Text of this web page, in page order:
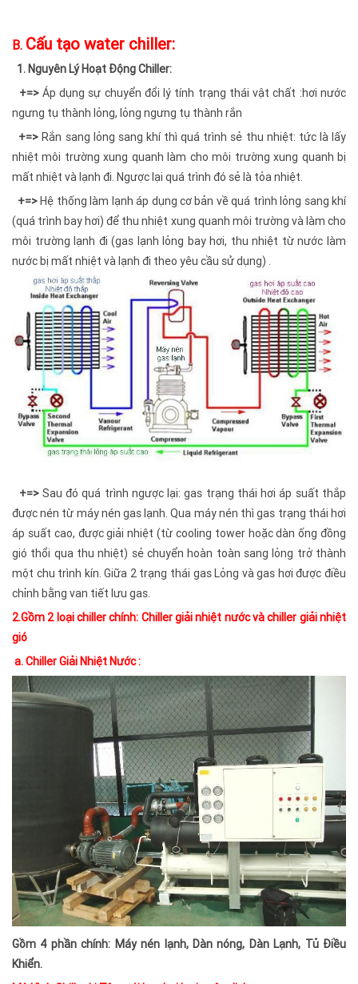
B. Cấu tạo water chiller:
1. Nguyên Lý Hoạt Động Chiller:
+=> Áp dụng sự chuyển đổi lý tính trạng thái vật chất :hơi nước
ngưng tụ thành lỏng, lỏng ngưng tụ thành rắn
+=>Rắn sang lỏng sang khí thì quá trình sẻ thu nhiệt: tức là lấy
nhiệt môi trường xung quanh làm cho môi trường xung quanh bị
mất nhiệt và lạnh đi. Ngược lại quá trình đó sẻ là tỏa nhiệt.
+=>Hệ thống làm lạnh áp dụng cơ bản về quá trình lỏng sang khí
(quá trình bay hơi) để thu nhiệt xung quanh môi trường và làm cho
môi trường lạnh đi (gas lạnh lỏng bay hơi, thu nhiệt từ nước làm
nước bị mất nhiệt và lạnh đi theo yêu cầu sử dụng) .
+=> Sau đó quá trình ngược lại: gas trạng thái hơi áp suất thắp
được nén từ máy nén gas lạnh. Qua máy nén thì gas trạng thái hơi
áp suất cao, được giải nhiệt (từ cooling tower hoặc dàn ống đồng
gió thổi qua thu nhiệt) sẻ chuyển hoàn toàn sang lỏng trở thành
một chu trình kín. Giữa 2 trạng thái gas Lỏng và gas hơi được điều
chỉnh bằng van tiết lưu gas.
2.Gồm 2 loại chiller chính: Chiller giải nhiệt nước và chiller giải nhiệt
gió
a. Chiller Giải Nhiệt Nước :
Gồm 4 phần chính: Máy nén lạnh, Dàn nóng, Dàn Lạnh, Tủ Điều
Khiển.